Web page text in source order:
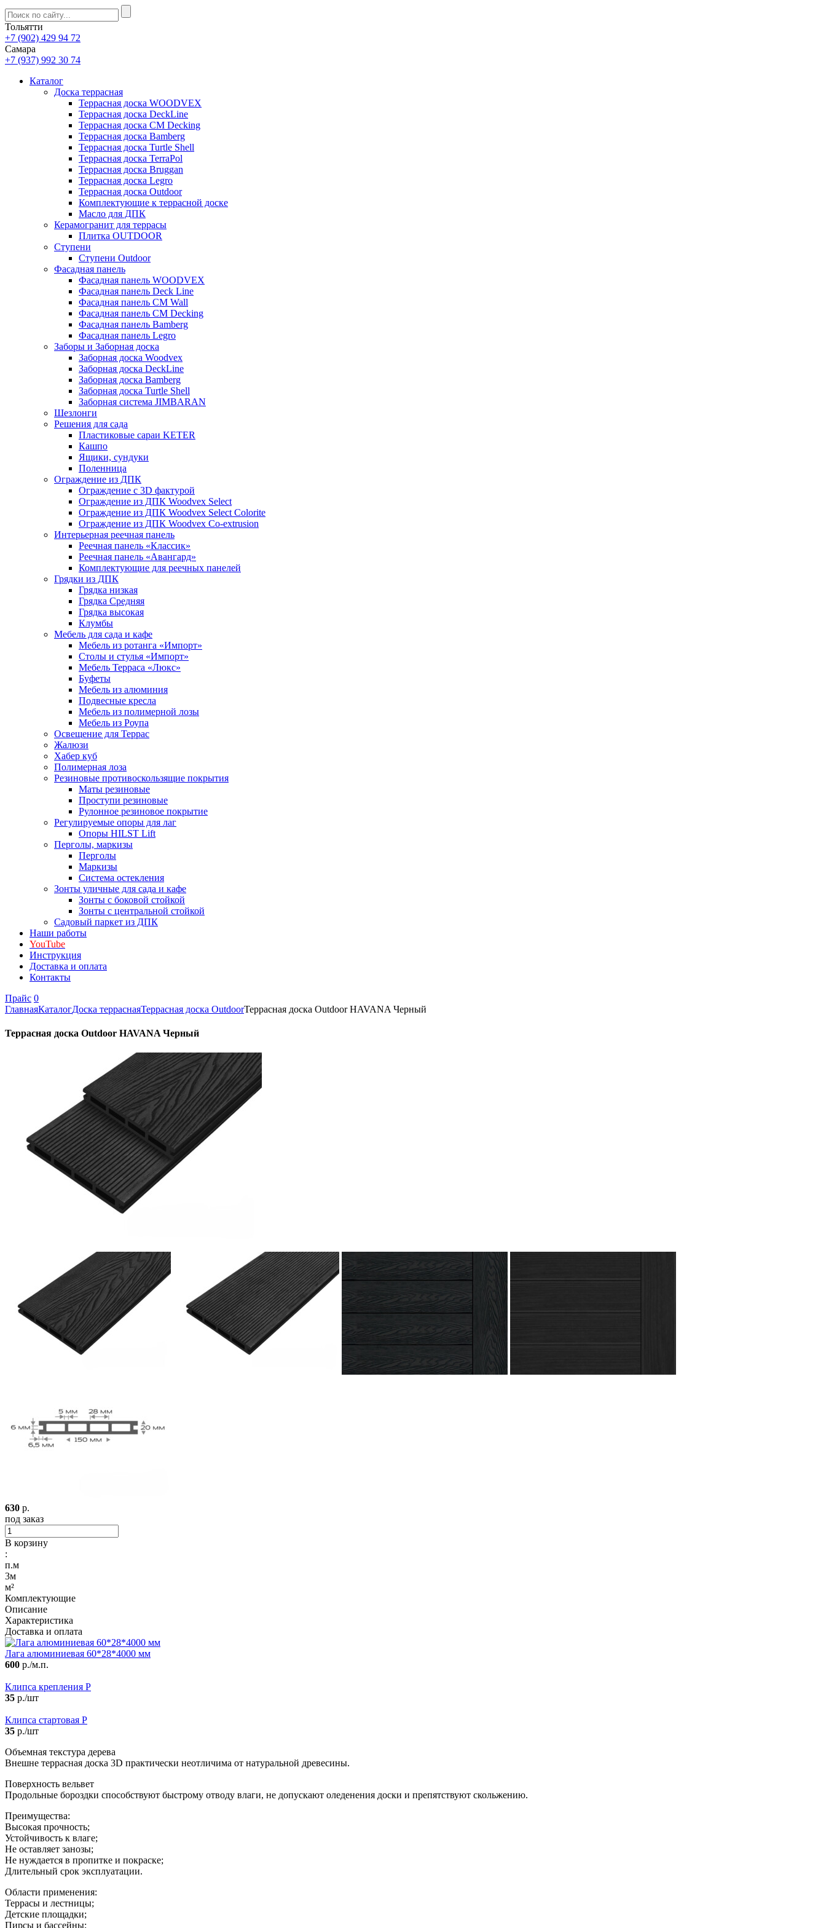
Тольятти
+7 (902) 429 94 72
Самара
+7 (937) 992 30 74
Каталог
Доска террасная
Террасная доска WOODVEX
Террасная доска DeckLine
Террасная доска CM Decking
Террасная доска Bamberg
Террасная доска Turtle Shell
Террасная доска TerraPol
Террасная доска Bruggan
Террасная доска Legro
Террасная доска Outdoor
Комплектующие к террасной доске
Масло для ДПК
Керамогранит для террасы
Плитка OUTDOOR
Ступени
Ступени Outdoor
Фасадная панель
Фасадная панель WOODVEX
Фасадная панель Deck Line
Фасадная панель CM Wall
Фасадная панель CM Decking
Фасадная панель Bamberg
Фасадная панель Legro
Заборы и Заборная доска
Заборная доска Woodvex
Заборная доска DeckLine
Заборная доска Bamberg
Заборная доска Turtle Shell
Заборная система JIMBARAN
Шезлонги
Решения для сада
Пластиковые сараи KETER
Кашпо
Ящики, сундуки
Поленница
Ограждение из ДПК
Ограждение с 3D фактурой
Ограждение из ДПК Woodvex Select
Ограждение из ДПК Woodvex Select Colorite
Ограждение из ДПК Woodvex Co-extrusion
Интерьерная реечная панель
Реечная панель «Классик»
Реечная панель «Авангард»
Комплектующие для реечных панелей
Грядки из ДПК
Грядка низкая
Грядка Средняя
Грядка высокая
Клумбы
Мебель для сада и кафе
Мебель из ротанга «Импорт»
Столы и стулья «Импорт»
Мебель Терраса «Люкс»
Буфеты
Мебель из алюминия
Подвесные кресла
Мебель из полимерной лозы
Мебель из Роупа
Освещение для Террас
Жалюзи
Хабер куб
Полимерная лоза
Резиновые противоскользящие покрытия
Маты резиновые
Проступи резиновые
Рулонное резиновое покрытие
Регулируемые опоры для лаг
Опоры HILST Lift
Перголы, маркизы
Перголы
Маркизы
Система остекления
Зонты уличные для сада и кафе
Зонты с боковой стойкой
Зонты с центральной стойкой
Садовый паркет из ДПК
Наши работы
YouTube
Инструкция
Доставка и оплата
Контакты
Прайс 0
ГлавнаяКаталогДоска терраснаяТеррасная доска OutdoorТеррасная доска Outdoor HAVANA Черный
Террасная доска Outdoor HAVANA Черный
630 р.
под заказ
В корзину
:
п.м
3м
м²
Комплектующие
Описание
Характеристика
Доставка и оплата
Лага алюминиевая 60*28*4000 мм
600 р./м.п.
Клипса крепления P
35 р./шт
Клипса стартовая P
35 р./шт
Объемная текстура дерева
Внешне террасная доска 3D практически неотличима от натуральной древесины.
Поверхность вельвет
Продольные бороздки способствуют быстрому отводу влаги, не допускают оледенения доски и препятствуют скольжению.
Преимущества:
Высокая прочность;
Устойчивость к влаге;
Не оставляет занозы;
Не нуждается в пропитке и покраске;
Длительный срок эксплуатации.
Области применения:
Террасы и лестницы;
Детские площадки;
Пирсы и бассейны;